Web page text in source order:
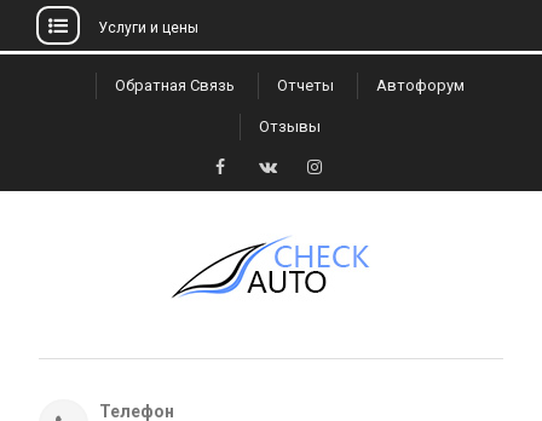
Услуги и цены
Обратная Связь Отчеты Автофорум
Отзывы
Facebook
VK Instagram
Телефон